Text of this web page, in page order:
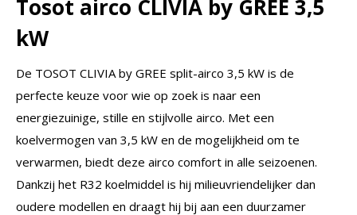
Tosot airco CLIVIA by GREE 3,5
kW
De TOSOT CLIVIA by GREE split-airco 3,5 kW is de
perfecte keuze voor wie op zoek is naar een
energiezuinige, stille en stijlvolle airco. Met een
koelvermogen van 3,5 kW en de mogelijkheid om te
verwarmen, biedt deze airco comfort in alle seizoenen.
Dankzij het R32 koelmiddel is hij milieuvriendelijker dan
oudere modellen en draagt hij bij aan een duurzamer